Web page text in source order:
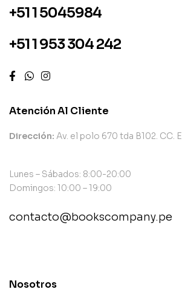
+51 1 5045984
+51 1 953 304 242
Atención Al Cliente
Dirección: Av. el polo 670 tda B102. CC.
Lunes – Sábados: 8:00-20:00
Domingos: 10:00 – 19:00
contacto@bookscompany.pe
Nosotros